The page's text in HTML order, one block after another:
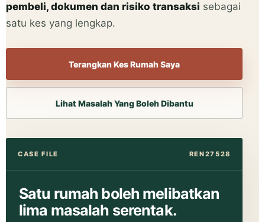
pembeli, dokumen dan risiko transaksi sebagai
satu kes yang lengkap.
Terangkan Kes Rumah Saya
Lihat Masalah Yang Boleh Dibantu
CASE FILE REN27528
Satu rumah boleh melibatkan
lima masalah serentak.